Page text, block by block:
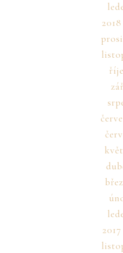
2018
2017